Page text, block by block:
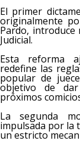
El primer
originalmente
Pardo, introduce
Judicial.
Esta reforma
redefine las
popular de
objetivo de
próximos
La segunda
impulsada por la
un estricto